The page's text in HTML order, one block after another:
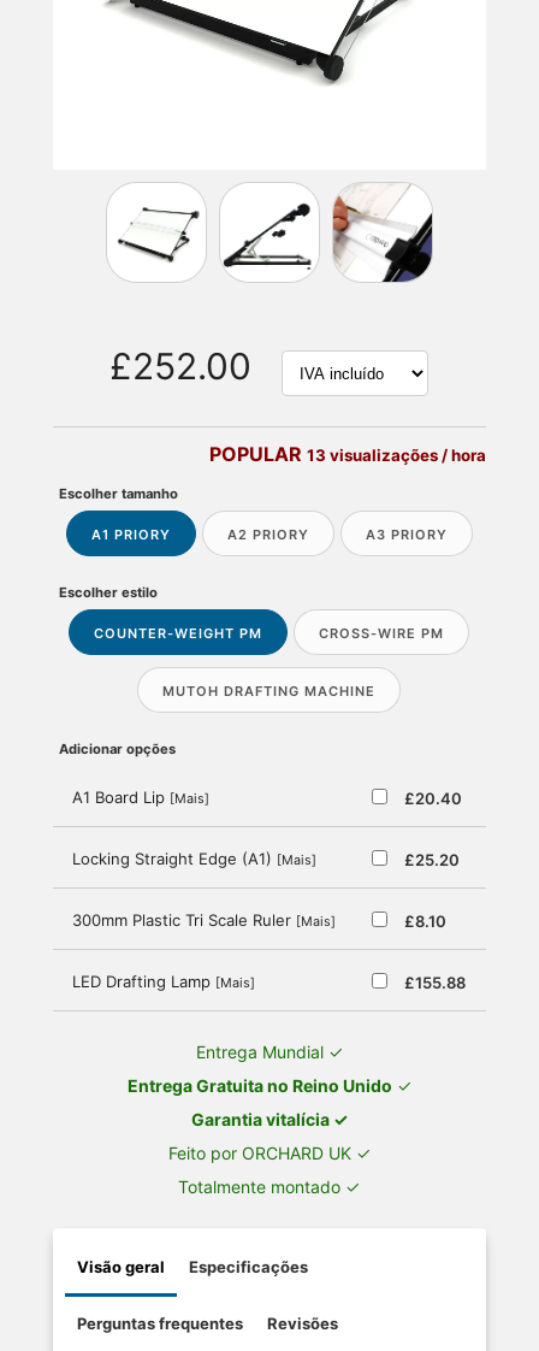
£252.00
POPULAR13 visualizações / hora
Escolher tamanho
A1 PRIORY A2 PRIORY A3 PRIORY
Escolher estilo
COUNTER-WEIGHT PM CROSS-WIRE PM
MUTOH DRAFTING MACHINE
Adicionar opções
£20.40
A1 Board Lip [Mais]
£25.20
Locking Straight Edge (A1) [Mais]
£8.10
300mm Plastic Tri Scale Ruler [Mais]
£155.88
LED Drafting Lamp [Mais]
Entrega Mundial ✓
Entrega Gratuita no Reino Unido ✓
Garantia vitalícia ✓
Feito por ORCHARD UK ✓
Totalmente montado ✓
Visão geral Especificações
Perguntas frequentes Revisões